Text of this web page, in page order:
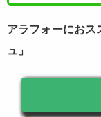
アラフォーにおス
ュ」